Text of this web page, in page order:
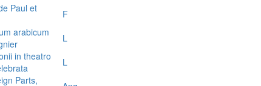
Paul et
F
arabicum
L
in theatro
L
Parts,